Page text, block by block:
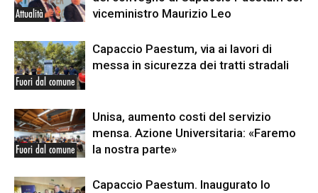
Attualità
viceministro Maurizio Leo
Fuori dal comune
Capaccio Paestum, via ai lavori di
messa in sicurezza dei tratti stradali
Fuori dal comune
Unisa, aumento costi del servizio
mensa. Azione Universitaria: «Faremo
la nostra parte»
Capaccio Paestum. Inaugurato lo